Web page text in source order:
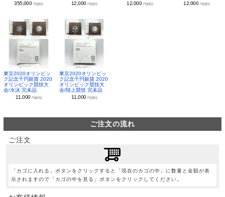
355,000 円(税別)
12,000 円(税別)
12,000 円(税別)
12,000 円(税別)
東京2020オリンピッ
ク記念千円銀貨 2020
オリンピック競技大
会/水泳 完未品
11,000円(税別)
東京2020オリンピッ
ク記念千円銀貨 2020
オリンピック競技大
会/陸上競技 完未品
11,000 円(税別)
ご注文の流れ
ご注文
「カゴに入れる」ボタンをクリックすると「現在のカゴの中」に数量と金額が表
示されますので「カゴの中を見る」ボタンをクリックしてください。